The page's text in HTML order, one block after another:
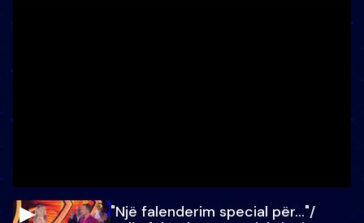
"Një falenderim special për…"/